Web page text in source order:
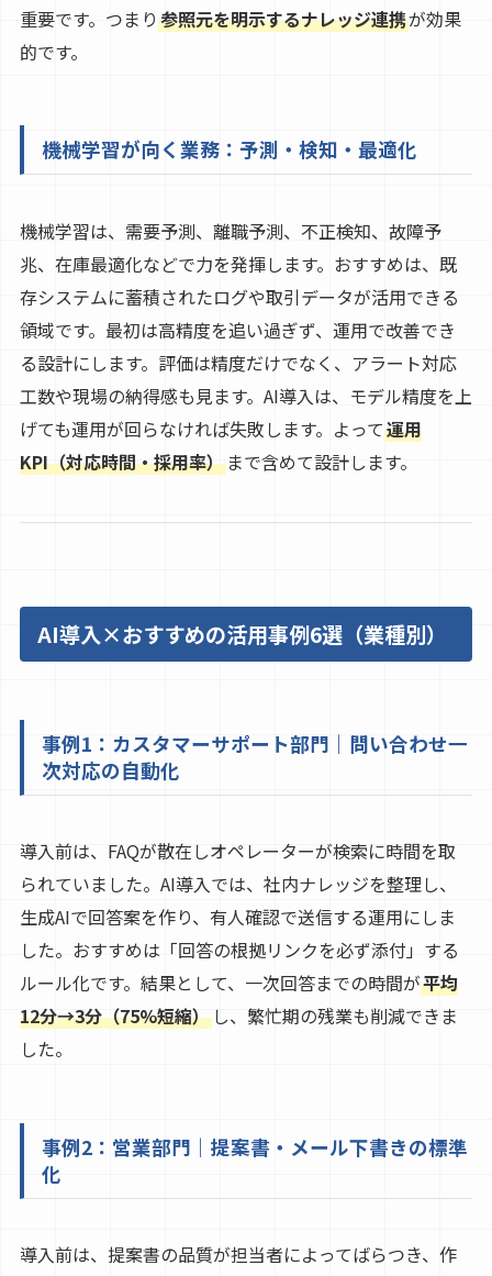
重要です。つまり 参照元を明示するナレッジ連携が効果
的です。
機械学習が向く業務：予測・検知・最適化
機械学習は、需要予測、離職予測、不正検知、故障予
兆、在庫最適化などで力を発揮します。おすすめは、既
存システムに蓄積されたログや取引データが活用できる
領域です。最初は高精度を追い過ぎず、運用で改善でき
る設計にします。評価は精度だけでなく、アラート対応
工数や現場の納得感も見ます。AI導入は、モデル精度を上
げても運用が回らなければ失敗します。よって運用
KPI（対応時間・採用率）まで含めて設計します。
AI導入×おすすめの活用事例6選（業種別）
事例1：カスタマーサポート部門｜問い合わせ一
次対応の自動化
導入前は、FAQが散在しオペレーターが検索に時間を取
られていました。AI導入では、社内ナレッジを整理し、
生成AIで回答案を作り、有人確認で送信する運用にしま
した。おすすめは「回答の根拠リンクを必ず添付」する
ルール化です。結果として、一次回答までの時間が平均
12分→3分（75%短縮）し、繁忙期の残業も削減できま
した。
事例2：営業部門｜提案書・メール下書きの標準
化
導入前は、提案書の品質が担当者によってばらつき、作